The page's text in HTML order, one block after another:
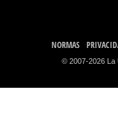
NORMAS
© 2007-2026 La